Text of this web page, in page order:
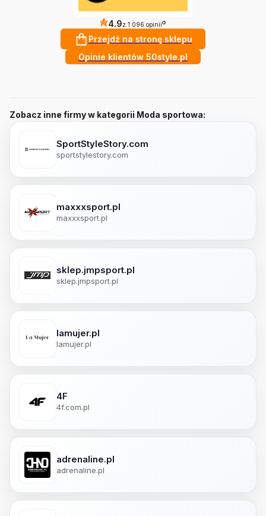
4.9z 1 096 opinii ?
Przejdź na stronę sklepu
Opinie klientów 50style.pl
Zobacz inne firmy w kategorii Moda sportowa:
SportStyleStory.com
sportstylestory.com
maxxxsport.pl
maxxxsport.pl
sklep.jmpsport.pl
sklep.jmpsport.pl
lamujer.pl
lamujer.pl
4F
4f.com.pl
adrenaline.pl
adrenaline.pl